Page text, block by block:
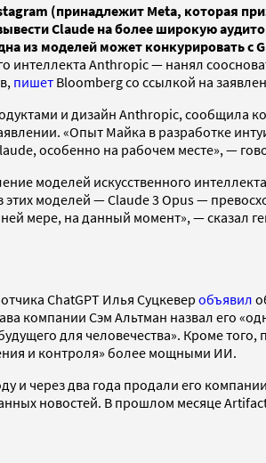
(принадлежит Meta, которая
Claude на более широкую
из моделей может конкурировать с
интеллекта Anthropic — нанял
пишет Bloomberg со ссылкой на
и дизайн Anthropic,
«Опыт Майка в разработке
особенно на рабочем месте», —
моделей искусственного
моделей — Claude 3 Opus —
мере, на данный момент», — сказал
ChatGPT Илья Суцкевер объявил
компании Сэм Альтман назвал его
для человечества». Кроме
и контроля» более мощными ИИ.
и через два года продали его
новостей. В прошлом месяце